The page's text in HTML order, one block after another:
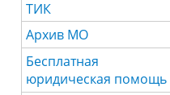
ТИК
Архив МО
Бесплатная
юридическая помощь